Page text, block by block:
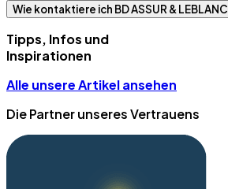
Wie kontaktiere ich BD ASSUR &
Tipps, Infos und
Inspirationen
Alle unsere Artikel ansehen
Die Partner unseres Vertrauens